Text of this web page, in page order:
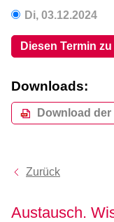
Di,03.12.2024
Diesen Termin
Downloads:
Download
Zurück
Austausch.